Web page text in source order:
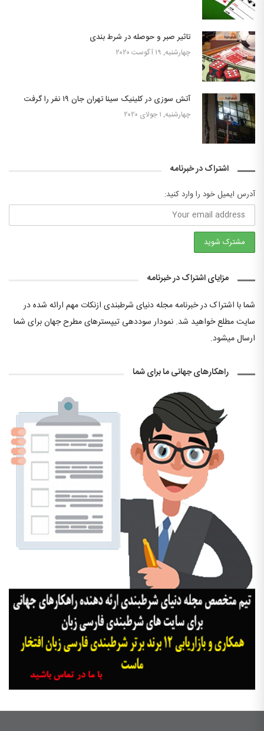
تاثیر صبر و حوصله در شرط بندی
چهارشنبه, ۱۹ آگوست ۲۰۲۰
آتش سوزی در کلینیک سینا تهران جان ۱۹ نفر را گرفت
چهارشنبه, ۱ جولای ۲۰۲۰
اشتراک در خبرنامه
آدرس ایمیل خود را وارد کنید:
مزایای اشتراک در خبرنامه
شما با اشتراک در خبرنامه مجله دنیای شرطبندی ازنکات مهم ارائه شده در
سایت مطلع خواهید شد. نمودار سوددهی تیپسترهای مطرح جهان برای شما
ارسال میشود.
راهکارهای جهانی ما برای شما